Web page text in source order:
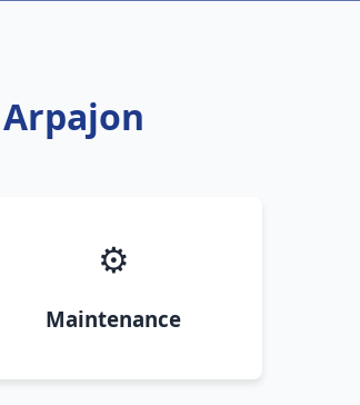
⚙️
Maintenance